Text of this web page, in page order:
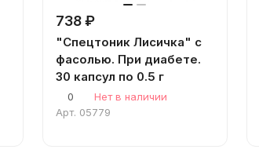
738 ₽
"Спецтоник Лисичка" с
фасолью. При диабете.
30 капсул по 0.5 г
0
Нет в наличии
Арт. 05779